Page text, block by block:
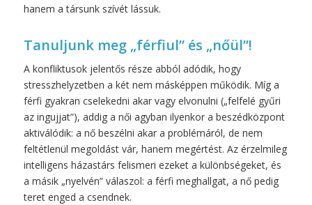
hanem a társunk szívét lássuk.
Tanuljunk meg „férfiul” és „nőül”!
A konfliktusok jelentős része abból adódik, hogy
stresszhelyzetben a két nem másképpen működik. Míg a
férfi gyakran cselekedni akar vagy elvonulni („felfelé gyűri
az ingujjat”), addig a női agyban ilyenkor a beszédközpont
aktiválódik: a nő beszélni akar a problémáról, de nem
feltétlenül megoldást vár, hanem megértést. Az érzelmileg
intelligens házastárs felismeri ezeket a különbségeket, és
a másik „nyelvén” válaszol: a férfi meghallgat, a nő pedig
teret enged a csendnek.